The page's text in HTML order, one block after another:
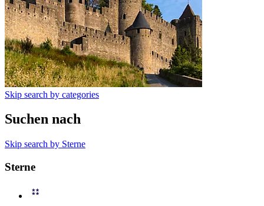
Skip search by categories
Suchen nach
Skip search by Sterne
Sterne